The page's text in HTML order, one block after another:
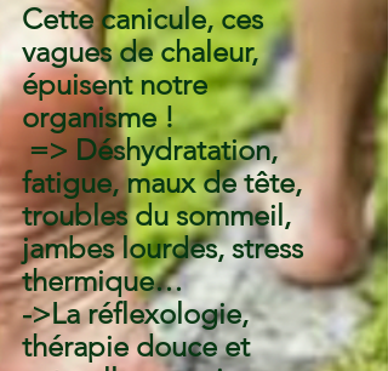
Cette canicule, ces
vagues de chaleur,
épuisent notre
organisme !
=> Déshydratation,
fatigue, maux de tête,
troubles du sommeil,
jambes lourdes, stress
thermique…
->La réflexologie,
thérapie douce et